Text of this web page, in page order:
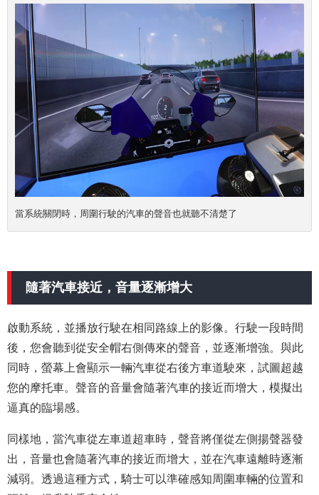
當系統關閉時，周圍行駛的汽車的聲音也就聽不清楚了
隨著汽車接近，音量逐漸增大
啟動系統，並播放行駛在相同路線上的影像。行駛一段時間
後，您會聽到從安全帽右側傳來的聲音，並逐漸增強。與此
同時，螢幕上會顯示一輛汽車從右後方車道駛來，試圖超越
您的摩托車。聲音的音量會隨著汽車的接近而增大，模擬出
逼真的臨場感。
同樣地，當汽車從左車道超車時，聲音將僅從左側揚聲器發
出，音量也會隨著汽車的接近而增大，並在汽車遠離時逐漸
減弱。透過這種方式，騎士可以準確感知周圍車輛的位置和